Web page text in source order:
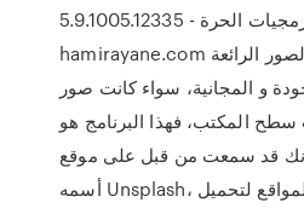
5.9.1005.12335 - تحميل البرمجيات الحرة
hamirayane.com إذا كنت تبحث عن الصور الرائعة
و المجانية، سواء كانت صور
سطح المكتب، فهذا البرنامج هو
أنك قد سمعت من قبل على موقع
أسمه Unsplash، و هو واحد من أفضل المواقع لتحميل